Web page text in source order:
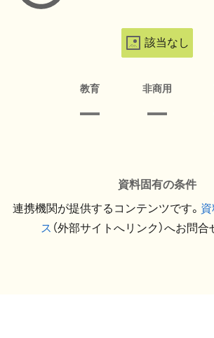
該当なし
教育 非商用
資料固有の条件
連携機関が提供するコンテンツです。
ス （外部サイトへリンク）へお問合